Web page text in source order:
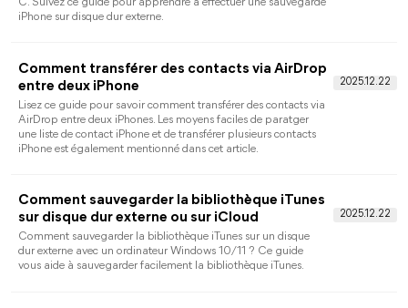
Vous voulez transférer des contacts iPad vers iPhone, mais vous
méthodes disponibles pour synchroniser les contacts de l'iPad
l'iPhone avec ou sans iCloud.
2 façons de sauvegarder l'iPhone sur un
l'iPhone sur un disque dur externe dans Mac, vous pouvez lire
cet article, il vous montre 2 méthodes.